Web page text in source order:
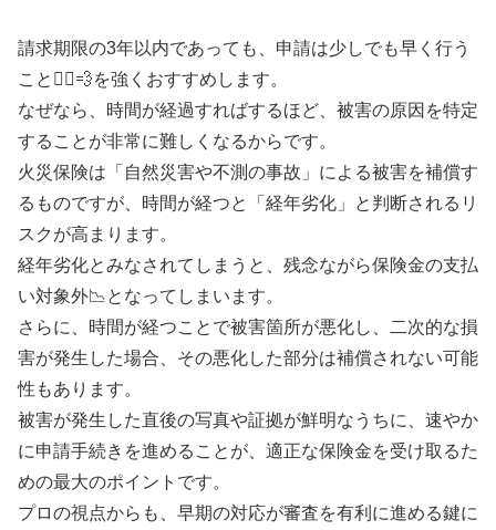
請求期限の3年以内であっても、申請は少しでも早く行う
こと🏃‍♂️💨を強くおすすめします。
なぜなら、時間が経過すればするほど、被害の原因を特定
することが非常に難しくなるからです。
火災保険は「自然災害や不測の事故」による被害を補償す
るものですが、時間が経つと「経年劣化」と判断されるリ
スクが高まります。
経年劣化とみなされてしまうと、残念ながら保険金の支払
い対象外📉となってしまいます。
さらに、時間が経つことで被害箇所が悪化し、二次的な損
害が発生した場合、その悪化した部分は補償されない可能
性もあります。
被害が発生した直後の写真や証拠が鮮明なうちに、速やか
に申請手続きを進めることが、適正な保険金を受け取るた
めの最大のポイントです。
プロの視点からも、早期の対応が審査を有利に進める鍵に